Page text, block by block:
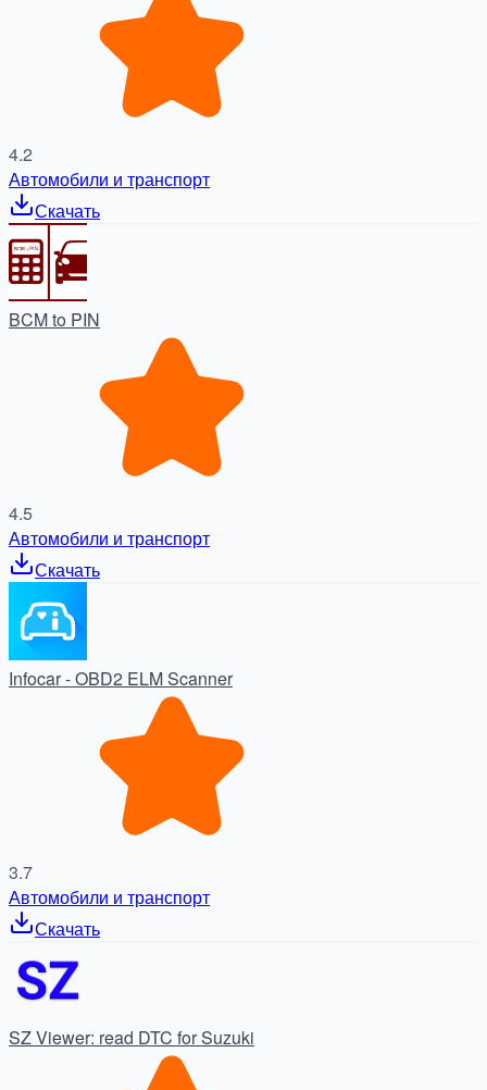
4.2
Автомобили и транспорт
Скачать
BCM to PIN
4.5
Автомобили и транспорт
Скачать
Infocar - OBD2 ELM Scanner
3.7
Автомобили и транспорт
Скачать
SZ Viewer: read DTC for Suzuki